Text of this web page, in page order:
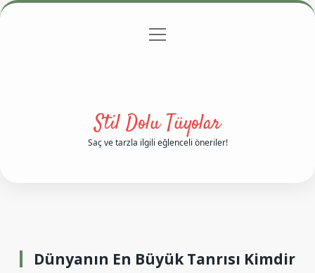
Gizlilik Politikası
menüyü
Stil Dolu Tüyolar
Saç ve tarzla ilgili eğlenceli öneriler!
Dünyanın En Büyük Tanrısı Kimdir